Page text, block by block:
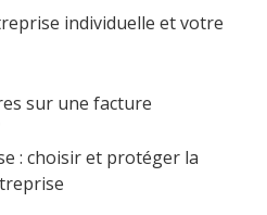
individuelle et votre
sur une facture
: choisir et protéger la